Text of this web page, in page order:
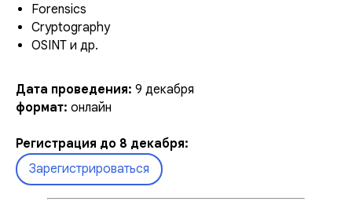
Forensics
Cryptography
OSINT и др.
Дата проведения: 9 декабря
формат: онлайн
Регистрация до 8 декабря:
Зарегистрироваться